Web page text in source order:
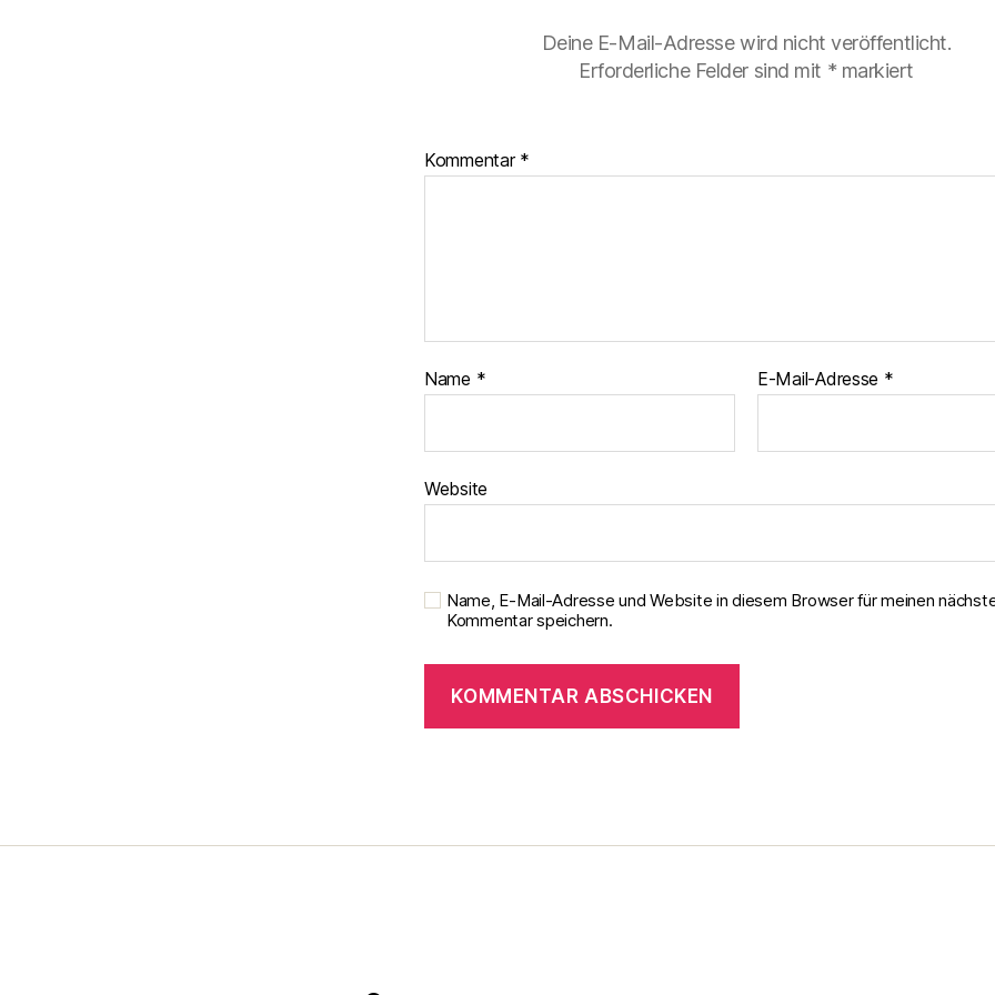
Deine E-Mail-Adresse wird nicht veröffentlicht.
Erforderliche Felder sind mit * markiert
Kommentar *
Name * E-Mail-Adresse *
Website
Name, E-Mail-Adresse und Website in diesem Browser für meinen
Kommentar speichern.